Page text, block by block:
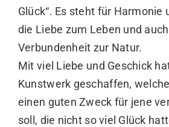
Glück“. Es steht für Harmonie
die Liebe zum Leben und
Verbundenheit zur Natur.
Mit viel Liebe und Geschick
Kunstwerk geschaffen,
einen guten Zweck für jene
soll, die nicht so viel Glück